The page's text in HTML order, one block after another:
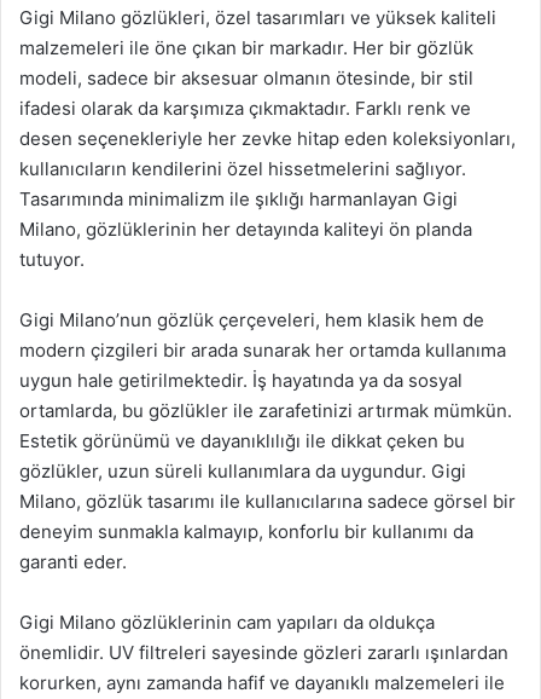
Gigi Milano gözlükleri, özel tasarımları ve yüksek kaliteli
malzemeleri ile öne çıkan bir markadır. Her bir gözlük
modeli, sadece bir aksesuar olmanın ötesinde, bir stil
ifadesi olarak da karşımıza çıkmaktadır. Farklı renk ve
desen seçenekleriyle her zevke hitap eden koleksiyonları,
kullanıcıların kendilerini özel hissetmelerini sağlıyor.
Tasarımında minimalizm ile şıklığı harmanlayan Gigi
Milano, gözlüklerinin her detayında kaliteyi ön planda
tutuyor.
Gigi Milano’nun gözlük çerçeveleri, hem klasik hem de
modern çizgileri bir arada sunarak her ortamda kullanıma
uygun hale getirilmektedir. İş hayatında ya da sosyal
ortamlarda, bu gözlükler ile zarafetinizi artırmak mümkün.
Estetik görünümü ve dayanıklılığı ile dikkat çeken bu
gözlükler, uzun süreli kullanımlara da uygundur. Gigi
Milano, gözlük tasarımı ile kullanıcılarına sadece görsel bir
deneyim sunmakla kalmayıp, konforlu bir kullanımı da
garanti eder.
Gigi Milano gözlüklerinin cam yapıları da oldukça
önemlidir. UV filtreleri sayesinde gözleri zararlı ışınlardan
korurken, aynı zamanda hafif ve dayanıklı malzemeleri ile